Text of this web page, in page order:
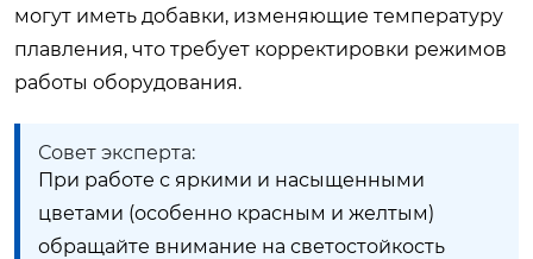
могут иметь добавки, изменяющие температуру
плавления, что требует корректировки режимов
работы оборудования.
Совет эксперта:
При работе с яркими и насыщенными
цветами (особенно красным и желтым)
обращайте внимание на светостойкость